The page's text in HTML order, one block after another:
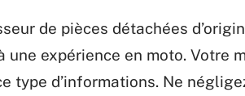
de pièces détachées
une expérience en moto. Votre
type d’informations. Ne